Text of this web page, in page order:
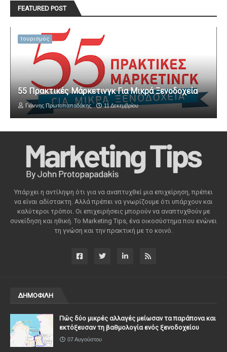
FEATURED POST
τουρισμός
55 Πρακτικές Μάρκετινγκ Για Μικρά Ξενοδοχεία
Γιάννης Πρωτοπαπαδάκης 11 Δεκεμβρίου
Υπάρχει η αντίληψη ότι για να αναπτυχθεί μια επιχείρηση, πρέπει
να είναι αδίστακτη. Αλλά πρέπει να γνωρίζουμε ότι υπάρχουν και
καλύτεροι τρόποι. Οι επιχειρήσεις μπορούν να αναπτυχθούν με
συνείδηση ​​και ηθική. Το Marketing Tips, ένα οικοσύστημα που ενώνει
τη γνώση και την πρακτική με το κοινό.
ΔΗΜΟΦΙΛΗ
Πώς δύο μικρές αλλαγές μείωσαν τα παράπονα και
εκτόξευσαν τη βαθμολογία ενός ξενοδοχείου
07 Αυγούστου